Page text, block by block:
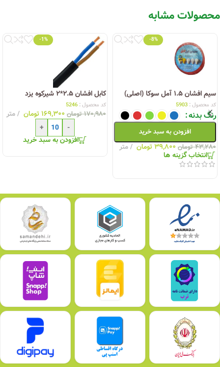
محصولات مشابه
-8%
سیم افشان ۱.۵ آمل سوکا (اصلی)
کد محصول : 5903
رنگ بدنه
افزودن به سبد خرید
۴۳,۲۸۰ تومان ۳۹,۸۰۰ تومان متر
انتخاب گزینه ها
-1%
کابل افشان ۲.۵*۲ شیرکوه یزد
کد محصول : 5246
۱۷۰,۹۸۰ تومان ۱۶۹,۳۰۰ تومان
متر
-
+
افزودن به سبد خرید